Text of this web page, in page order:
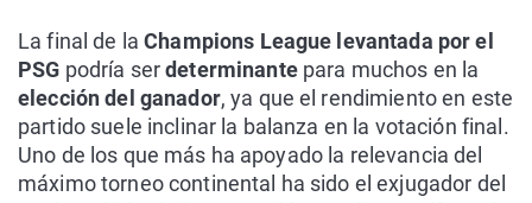
La final de laChampions League levantada por el
PSG podría serdeterminante para muchos en la
elección del ganador, ya que el rendimiento en este
partido suele inclinar la balanza en la votación final.
Uno de los que más ha apoyado la relevancia del
máximo torneo continental ha sido el exjugador del